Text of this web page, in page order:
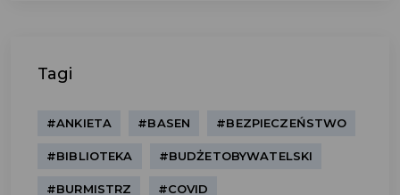
Tagi
#ANKIETA #BASEN #BEZPIECZEŃSTWO
#BIBLIOTEKA #BUDŻETOBYWATELSKI
#BURMISTRZ #COVID